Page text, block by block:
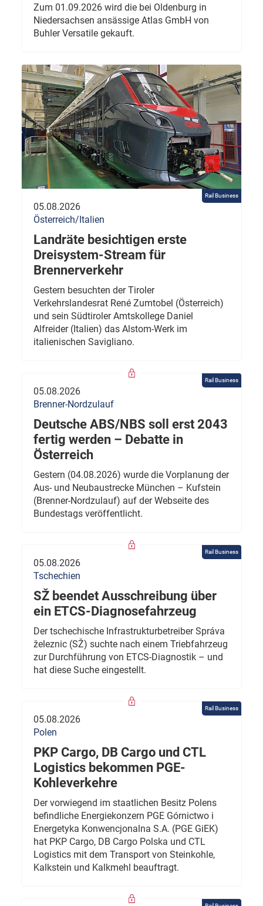
Zum 01.09.2026 wird die bei Oldenburg in
Niedersachsen ansässige Atlas GmbH von
Buhler Versatile gekauft.
Rail Business
05.08.2026
Österreich/Italien
Landräte besichtigen erste
Dreisystem-Stream für
Brennerverkehr
Gestern besuchten der Tiroler
Verkehrslandesrat René Zumtobel (Österreich)
und sein Südtiroler Amtskollege Daniel
Alfreider (Italien) das Alstom-Werk im
italienischen Savigliano.
Rail Business
05.08.2026
Brenner-Nordzulauf
Deutsche ABS/NBS soll erst 2043
fertig werden – Debatte in
Österreich
Gestern (04.08.2026) wurde die Vorplanung der
Aus- und Neubaustrecke München – Kufstein
(Brenner-Nordzulauf) auf der Webseite des
Bundestags veröffentlicht.
Rail Business
05.08.2026
Tschechien
SŽ beendet Ausschreibung über
ein ETCS-Diagnosefahrzeug
Der tschechische Infrastrukturbetreiber Správa
železnic (SŽ) suchte nach einem Triebfahrzeug
zur Durchführung von ETCS-Diagnostik – und
hat diese Suche eingestellt.
Rail Business
05.08.2026
Polen
PKP Cargo, DB Cargo und CTL
Logistics bekommen PGE-
Kohleverkehre
Der vorwiegend im staatlichen Besitz Polens
befindliche Energiekonzern PGE Górnictwo i
Energetyka Konwencjonalna S.A. (PGE GiEK)
hat PKP Cargo, DB Cargo Polska und CTL
Logistics mit dem Transport von Steinkohle,
Kalkstein und Kalkmehl beauftragt.